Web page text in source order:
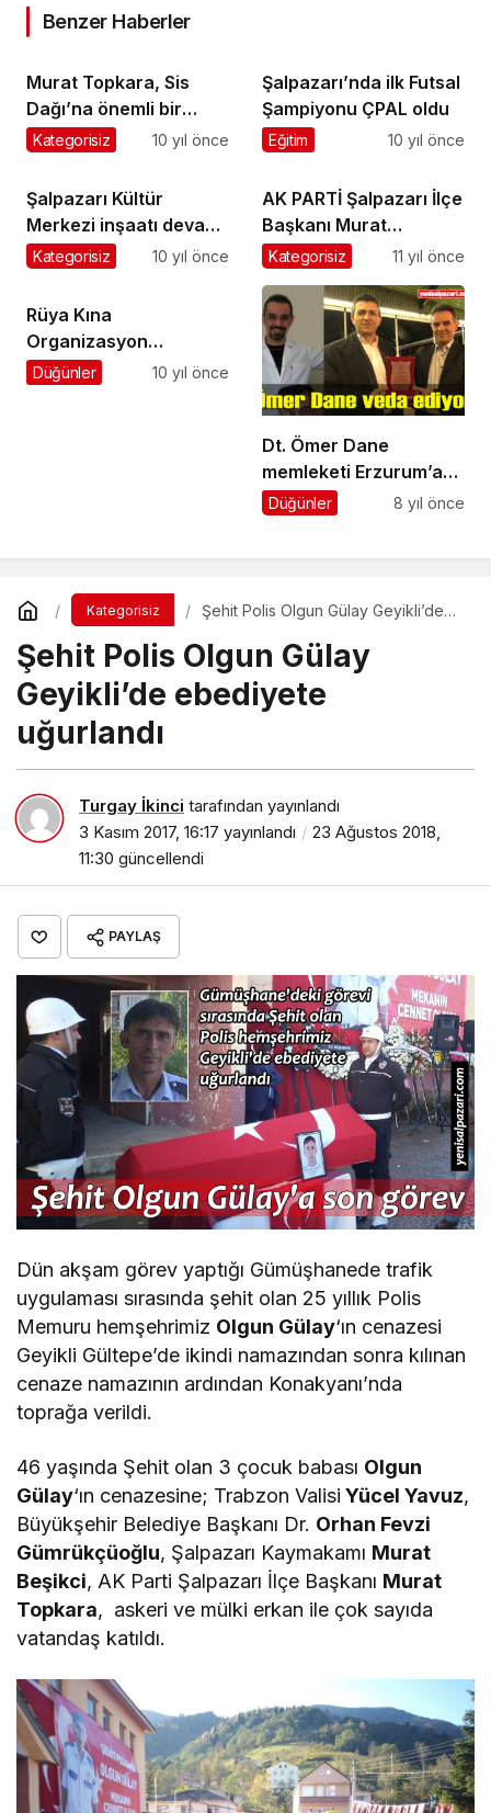
Benzer Haberler
Murat Topkara, Sis
Dağı’na önemli bir
organizasyon için
Kategorisiz 10 yıl önce
Şalpazarı’nda ilk Futsal
Şampiyonu ÇPAL oldu
Eğitim 10 yıl önce
Şalpazarı Kültür
Merkezi inşaatı devam
ediyor
Kategorisiz 10 yıl önce
AK PARTİ Şalpazarı İlçe
Başkanı Murat
Topkara’nın Ramazan
Kategorisiz 11 yıl önce
Rüya Kına
Organizasyon
Kirazlıtepe’de
Düğünler 10 yıl önce
Dt. Ömer Dane
memleketi Erzurum’a
tayin oldu
Düğünler 8 yıl önce
Kategorisiz
Şehit Polis Olgun Gülay Geyikli’de
Şehit Polis Olgun Gülay
Geyikli’de ebediyete
uğurlandı
Turgay İkinci tarafından yayınlandı
3 Kasım 2017, 16:17 yayınlandı
23 Ağustos 2018,
11:30 güncellendi
PAYLAŞ
Dün akşam görev yaptığı Gümüşhanede trafik
uygulaması sırasında şehit olan 25 yıllık Polis
Memuru hemşehrimiz Olgun Gülay‘ın cenazesi
Geyikli Gültepe’de ikindi namazından sonra kılınan
cenaze namazının ardından Konakyanı’nda
toprağa verildi.
46 yaşında Şehit olan 3 çocuk babası Olgun
Gülay‘ın cenazesine; Trabzon Valisi Yücel Yavuz,
Büyükşehir Belediye Başkanı Dr. Orhan Fevzi
Gümrükçüoğlu, Şalpazarı Kaymakamı Murat
Beşikci, AK Parti Şalpazarı İlçe Başkanı Murat
Topkara, askeri ve mülki erkan ile çok sayıda
vatandaş katıldı.